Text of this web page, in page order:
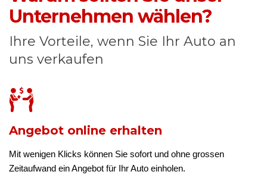
Unternehmen wählen?
Ihre Vorteile, wenn Sie Ihr Auto an
uns verkaufen
Angebot online erhalten
Mit wenigen Klicks können Sie sofort und ohne grossen
Zeitaufwand ein Angebot für Ihr Auto einholen.